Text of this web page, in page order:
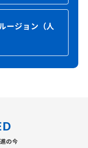
ージョン（人
の今